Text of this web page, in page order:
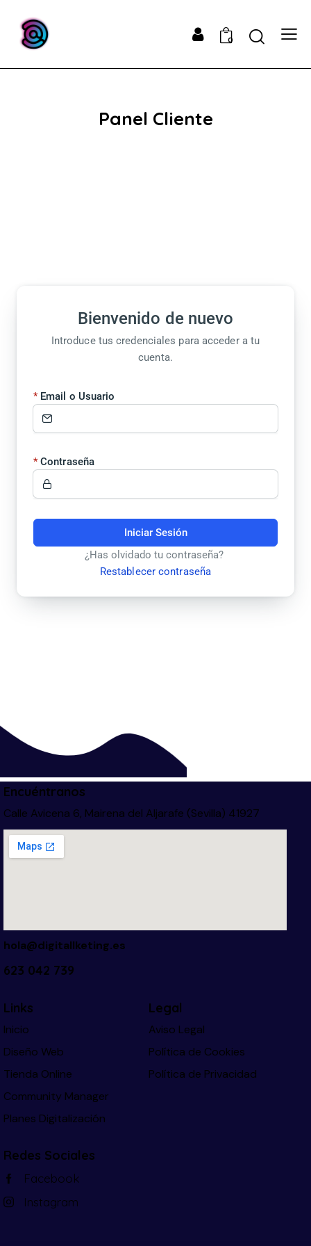
0
Panel Cliente
Bienvenido de nuevo
Introduce tus credenciales para acceder a tu
cuenta.
Email o Usuario
Contraseña
Iniciar Sesión
¿Has olvidado tu contraseña?
Restablecer contraseña
Encuéntranos
Calle Avicena 6, Mairena del Aljarafe (Sevilla) 41927
hola@digitallketing.es
623 042 739
Links
Inicio
Diseño Web
Tienda Online
Community Manager
Planes Digitalización
Legal
Aviso Legal
Política de Cookies
Política de Privacidad
Redes Sociales
Facebook
Instagram